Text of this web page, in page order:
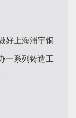
好上海浦宇铜
一系列铸造工